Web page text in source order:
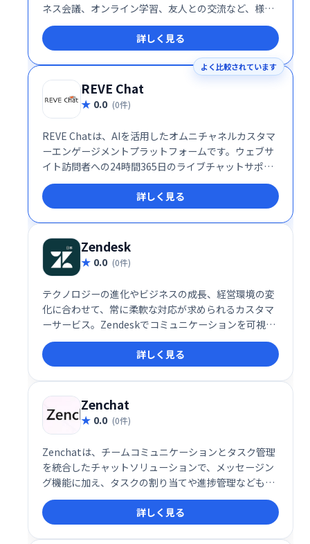
ネス会議、オンライン学習、友人との交流など、様々
なシーンで活用できます。シンプルで高機能なインタ
ーフェースで、スムーズなコミュニケーションを実
現。場所を選ばず、チームや仲間と簡単に繋がること
を可能にします。 無料プランから利用でき、ビジネス
ニーズにも対応する柔軟性も魅力です。
詳しく見る
よく比較されています
REVE Chat
0.0 (0件)
REVE Chatは、AIを活用したオムニチャネルカスタマ
ーエンゲージメントプラットフォームです。ウェブサ
イト訪問者への24時間365日のライブチャットサポー
トを提供し、リード獲得と販売促進を支援します。AI
による効率的な対応と人間らしいサポートを両立し、
顧客エンゲージメントの向上を実現します。
詳しく見る
Zendesk
0.0 (0件)
テクノロジーの進化やビジネスの成長、経営環境の変
化に合わせて、常に柔軟な対応が求められるカスタマ
ーサービス。Zendeskでコミュニケーションを可視化
し、お客様の期待値を超える体験を届けませんか？
詳しく見る
Zenchat
0.0 (0件)
Zenchatは、チームコミュニケーションとタスク管理
を統合したチャットソリューションで、メッセージン
グ機能に加え、タスクの割り当てや進捗管理なども一
元化します。
詳しく見る